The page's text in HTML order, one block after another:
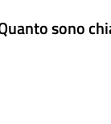
sono